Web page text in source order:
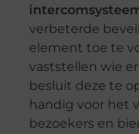
verbeterde
element toe te
vaststellen wie
besluit deze te
handig voor het
bezoekers en